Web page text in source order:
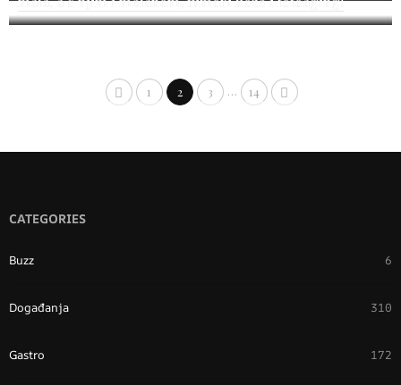
1 2 3 … 14
CATEGORIES
Buzz 6
Događanja 310
Gastro 172